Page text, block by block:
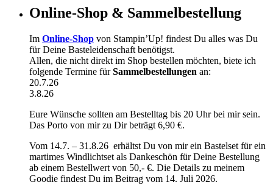
Online-Shop & Sammelbestellung
Im Online-Shop von Stampin’Up! findest Du alles was Du
für Deine Basteleidenschaft benötigst.
Allen, die nicht direkt im Shop bestellen möchten, biete ich
folgende Termine fürSammelbestellungen an:
20.7.26
3.8.26
Eure Wünsche sollten am Bestelltag bis 20 Uhr bei mir sein.
Das Porto von mir zu Dir beträgt 6,90 €.
Vom 14.7. – 31.8.26 erhältst Du von mir ein Bastelset für ein
martimes Windlichtset als Dankeschön für Deine Bestellung
ab einem Bestellwert von 50,- €. Die Details zu meinem
Goodie findest Du im Beitrag vom 14. Juli 2026.